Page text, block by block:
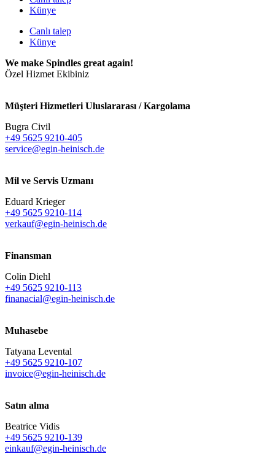
Künye
Canlı talep
Künye
We make Spindles great again!
Özel Hizmet Ekibiniz
Müşteri Hizmetleri Uluslararası / Kargolama
Bugra Civil
+49 5625 9210-405
service@egin-heinisch.de
Mil ve Servis Uzmanı
Eduard Krieger
+49 5625 9210-114
verkauf@egin-heinisch.de
Finansman
Colin Diehl
+49 5625 9210-113
finanacial@egin-heinisch.de
Muhasebe
Tatyana Levental
+49 5625 9210-107
invoice@egin-heinisch.de
Satın alma
Beatrice Vidis
+49 5625 9210-139
einkauf@egin-heinisch.de